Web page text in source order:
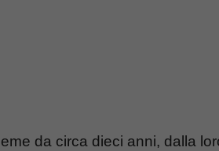
da circa dieci anni, dalla